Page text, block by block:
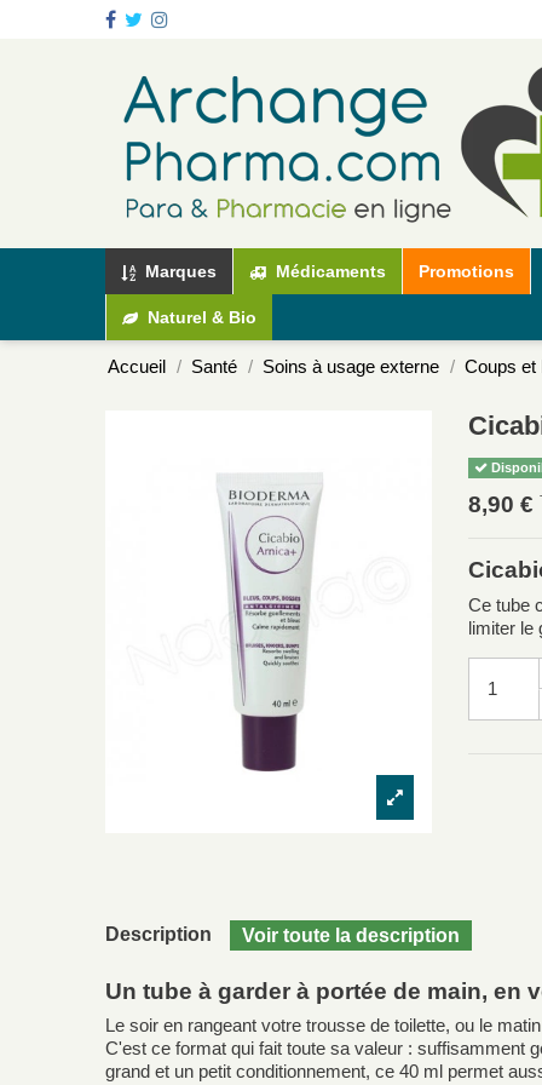
Marques Médicaments Promotions
Naturel & Bio
Accueil Santé Soins à usage externe Coups et
8,90 €
Ce tube
limiter le
Description
Un tube à garder à portée de main, en
Le soir en rangeant votre trousse de toilette, ou le
C'est ce format qui fait toute sa valeur : suffisamment
grand et un petit conditionnement, ce 40 ml permet